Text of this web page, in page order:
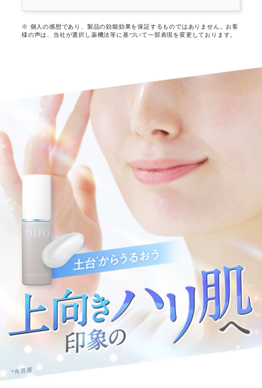
※ 個人の感想であり、製品の効能効果を保証するものではありません。 お客
様の声は、当社が選択し薬機法等に基づいて一部表現を変更しております。